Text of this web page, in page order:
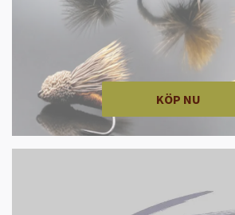
KÖP NU